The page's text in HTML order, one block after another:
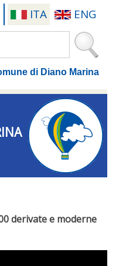
ITA ENG
di Diano Marina
derivate e moderne